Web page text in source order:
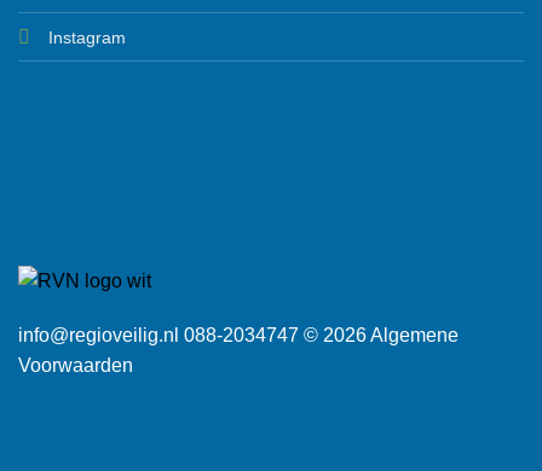
Instagram
info@regioveilig.nl 088-2034747 © 2026Algemene
Voorwaarden